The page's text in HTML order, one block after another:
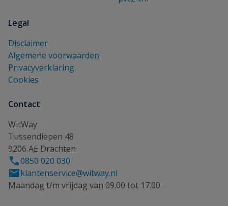
Legal
Disclaimer
Algemene voorwaarden
Privacyverklaring
Cookies
Contact
WitWay
Tussendiepen 48
9206 AE Drachten
0850 020 030
klantenservice@witway.nl
Maandag t/m vrijdag van 09.00 tot 17.00